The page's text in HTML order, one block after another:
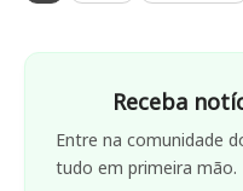
Receba
Entre na comunidade
tudo em primeira mão.